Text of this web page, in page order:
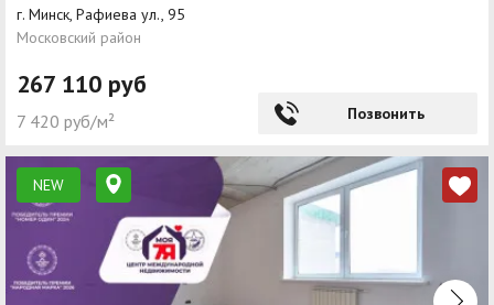
г. Минск, Рафиева ул., 95
Московский район
267 110 руб
7 420 руб/м² Позвонить
NEW